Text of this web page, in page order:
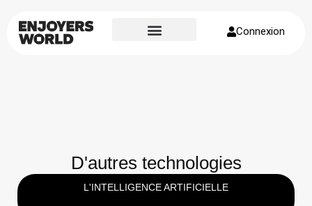
Connexion
D'autres technologies
L'INTELLIGENCE ARTIFICIELLE